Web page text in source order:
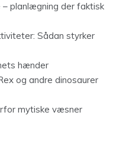
planlægning der faktisk
Sådan styrker
hænder
og andre dinosaurer
mytiske væsner